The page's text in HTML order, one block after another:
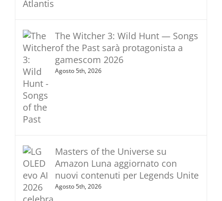
The Witcher 3: Wild Hunt — Songs
of the Past sarà protagonista a
gamescom 2026
Agosto 5th, 2026
Masters of the Universe su
Amazon Luna aggiornato con
nuovi contenuti per Legends Unite
Agosto 5th, 2026